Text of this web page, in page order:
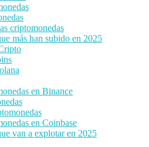
criptomonedas
más han subido en 2025
en Binance
en Coinbase
van a explotar en 2025